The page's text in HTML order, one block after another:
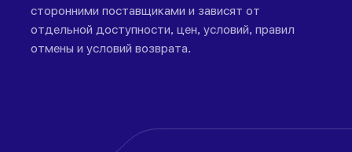
сторонними поставщиками и зависят от
отдельной доступности, цен, условий, правил
отмены и условий возврата.